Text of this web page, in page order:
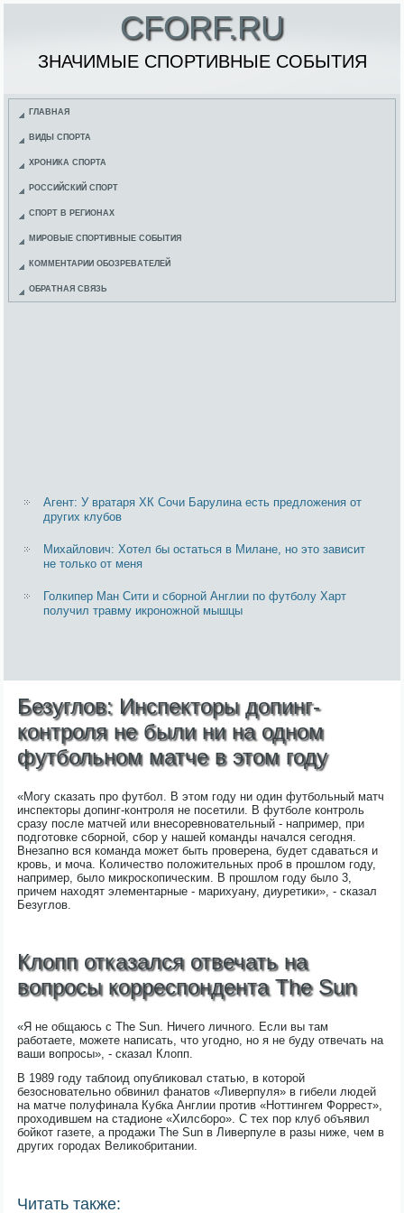
CFORF.RU
ЗНАЧИМЫЕ СПОРТИВНЫЕ СОБЫТИЯ
ГЛАВНАЯ
ВИДЫ СПОРТА
ХРОНИКА СПОРТА
РОССИЙСКИЙ СПОРТ
СПОРТ В РЕГИОНАХ
МИРОВЫЕ СПОРТИВНЫЕ СОБЫТИЯ
КОММЕНТАРИИ ОБОЗРЕВАТЕЛЕЙ
ОБРАТНАЯ СВЯЗЬ
Агент: У вратаря ХК Сочи Барулина есть предложения от
других клубов
Михайлович: Хотел бы остаться в Милане, но это зависит
не только от меня
Голкипер Ман Сити и сборной Англии по футболу Харт
получил травму икроножной мышцы
Безуглов: Инспекторы допинг-
контроля не были ни на одном
футбольном матче в этом году
«Могу сказать про футбол. В этом году ни один футбольный матч
инспекторы допинг-контроля не посетили. В футболе контроль
сразу после матчей или внесоревновательный - например, при
подготовке сборной, сбор у нашей команды начался сегодня.
Внезапно вся команда может быть проверена, будет сдаваться и
кровь, и моча. Количество положительных проб в прошлом году,
например, было микроскопическим. В прошлом году было 3,
причем находят элементарные - марихуану, диуретики», - сказал
Безуглов.
Клопп отказался отвечать на
вопросы корреспондента The Sun
«Я не общаюсь с The Sun. Ничего личного. Если вы там
работаете, можете написать, что угодно, но я не буду отвечать на
ваши вопросы», - сказал Клопп.
В 1989 году таблоид опубликовал статью, в которой
безосновательно обвинил фанатов «Ливерпуля» в гибели людей
на матче полуфинала Кубка Англии против «Ноттингем Форрест»,
проходившем на стадионе «Хилсборо». С тех пор клуб объявил
бойкот газете, а продажи The Sun в Ливерпуле в разы ниже, чем в
других городах Великобритании.
Читать также: